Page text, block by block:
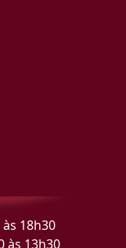
18h30
às 13h30